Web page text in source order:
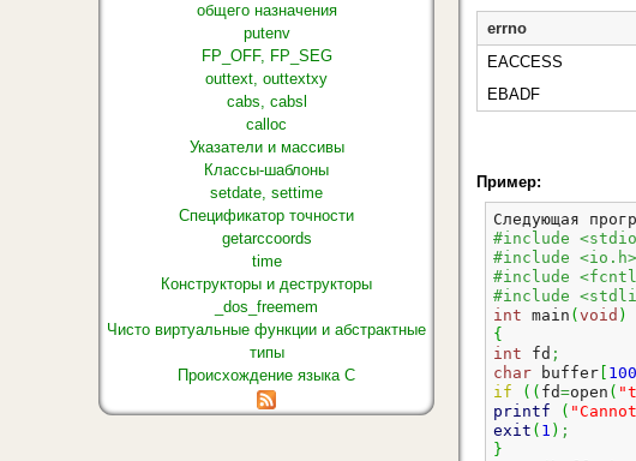
общего назначения
putenv
FP_OFF, FP_SEG
outtext, outtextxy
cabs, cabsl
calloc
Указатели и массивы
Классы-шаблоны
setdate, settime
Спецификатор точности
getarccoords
time
Конструкторы и деструкторы
_dos_freemem
Чисто виртуальные функции и абстрактные
типы
Происхождение языка С
errno
EACCESS
EBADF
Пример:
Следующая
#include
#include <io.h>
#include
#include
int main ( void )
{
int fd ;
char buffer 100
if
( ( fd=open (
printf
(
exit ( 1 ) ;
}